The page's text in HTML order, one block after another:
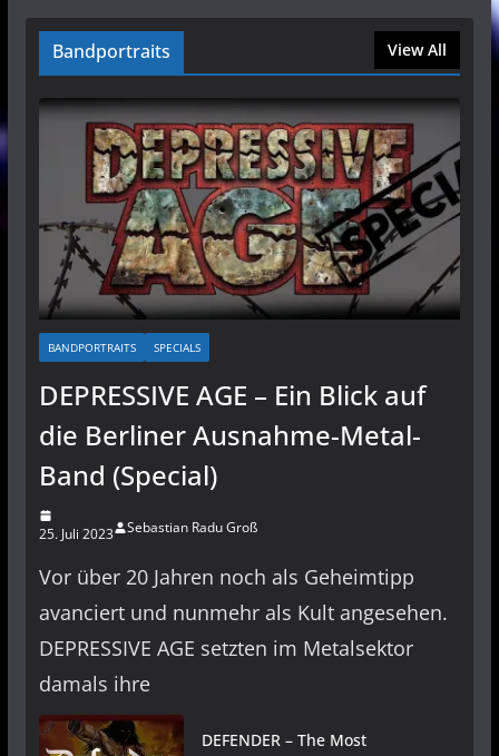
Bandportraits View All
BANDPORTRAITS SPECIALS
DEPRESSIVE AGE – Ein Blick auf
die Berliner Ausnahme-Metal-
Band (Special)
25. Juli 2023 Sebastian Radu Groß
Vor über 20 Jahren noch als Geheimtipp
avanciert und nunmehr als Kult angesehen.
DEPRESSIVE AGE setzten im Metalsektor
damals ihre
DEFENDER – The Most